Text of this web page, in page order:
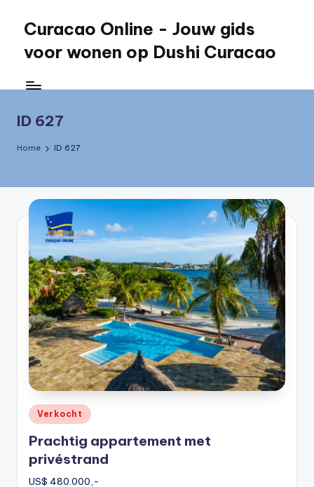
content
Curacao Online - Jouw gids
voor wonen op Dushi Curacao
gids
wonen
Dushi
ID 627
Home ID 627
Posted
in
Verkocht
Prachtig appartement met
privéstrand
US$ 480.000,-